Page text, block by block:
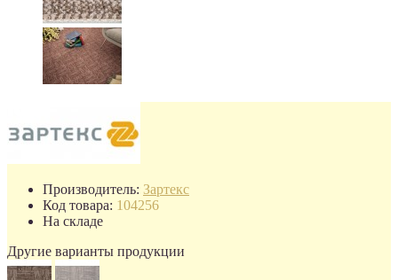
Производитель: Зартекс
Код товара: 104256
На складе
Другие варианты продукции